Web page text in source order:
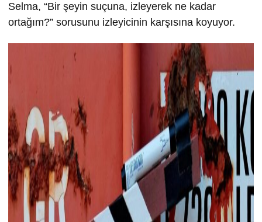
Selma, “Bir şeyin suçuna, izleyerek ne kadar
ortağım?” sorusunu izleyicinin karşısına koyuyor.